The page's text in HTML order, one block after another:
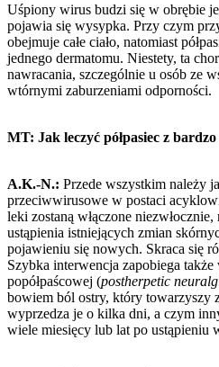
Uśpiony wirus budzi się w obrębie
pojawia się wysypka. Przy czym
obejmuje całe ciało, natomiast
jednego dermatomu. Niestety, ta
nawracania, szczególnie u osób ze
wtórnymi zaburzeniami odporności.
MT: Jak leczyć półpasiec z
A.K.-N.: Przede wszystkim należy
przeciwwirusowe w postaci
leki zostaną włączone
ustąpienia istniejących zmian
pojawieniu się nowych. Skraca się
Szybka interwencja zapobiega
popółpaścowej (postherpetic
bowiem ból ostry, który towarzyszy
wyprzedza je o kilka dni, a czym
wiele miesięcy lub lat po ustąpieniu